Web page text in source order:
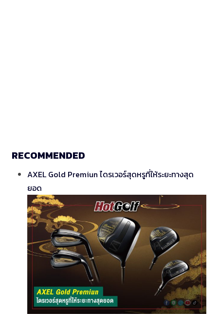
RECOMMENDED
AXEL Gold Premiun ไดรเวอร์สุดหรูที่ให้ระยะทางสุด
ยอด